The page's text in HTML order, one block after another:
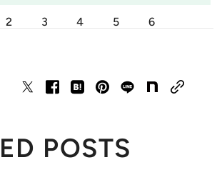
2 3 4 5 6
POSTS